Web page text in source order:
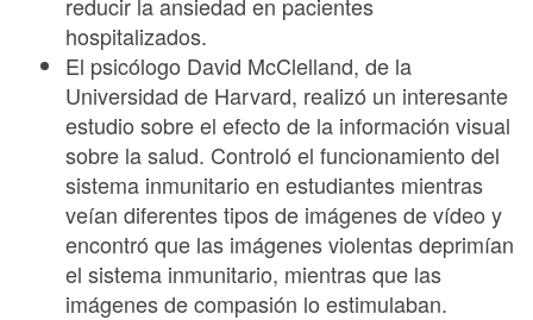
hospitalizados.
El psicólogo David McClelland, de la
Universidad de Harvard, realizó un interesante
estudio sobre el efecto de la información visual
sobre la salud. Controló el funcionamiento del
sistema inmunitario en estudiantes mientras
veían diferentes tipos de imágenes de vídeo y
encontró que las imágenes violentas deprimían
el sistema inmunitario, mientras que las
imágenes de compasión lo estimulaban.